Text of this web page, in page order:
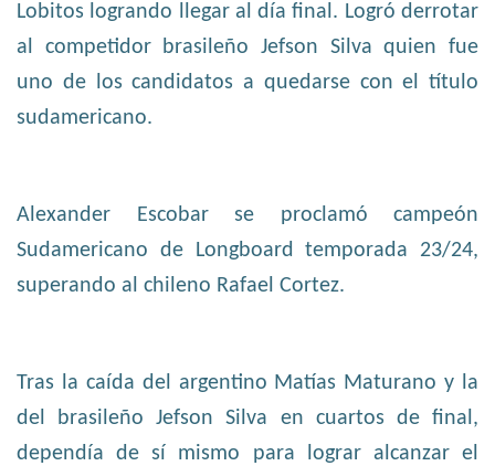
Lobitos logrando llegar al día final. Logró derrotar
al competidor brasileño Jefson Silva quien fue
uno de los candidatos a quedarse con el título
sudamericano.
Alexander Escobar se proclamó campeón
Sudamericano de Longboard temporada 23/24,
superando al chileno Rafael Cortez.
Tras la caída del argentino Matías Maturano y la
del brasileño Jefson Silva en cuartos de final,
dependía de sí mismo para lograr alcanzar el